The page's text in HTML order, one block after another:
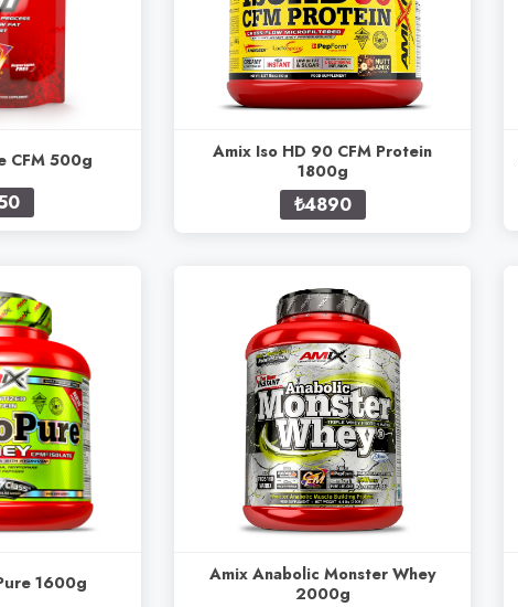
CFM 500g
Amix Iso HD 90 CFM Protein
1800g
₺4890
1600g
Amix Anabolic Monster Whey
2000g